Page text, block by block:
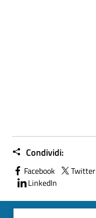
Condividi:
Facebook Twitter
LinkedIn